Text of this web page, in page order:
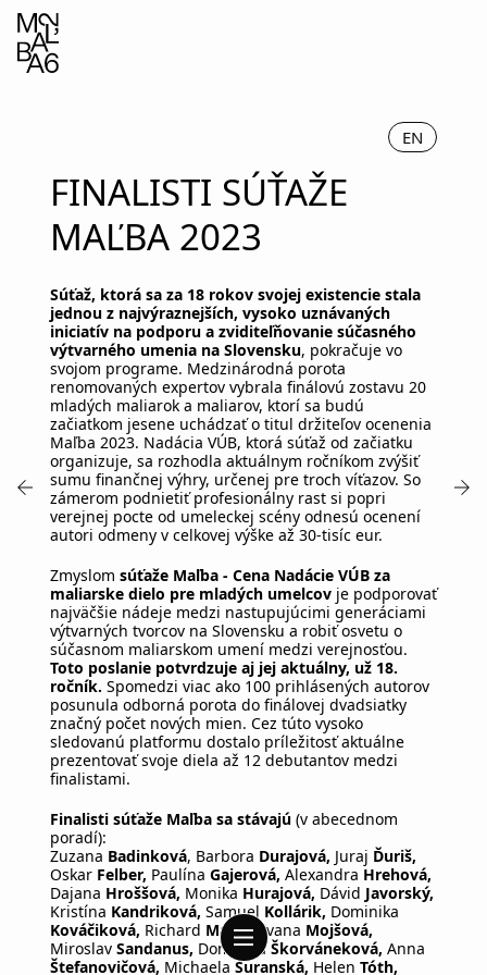
EN
FINALISTI SÚŤAŽE
MAĽBA 2023
Súťaž, ktorá sa za 18 rokov svojej existencie stala
jednou z najvýraznejších, vysoko uznávaných
iniciatív na podporu a zviditeľňovanie súčasného
výtvarného umenia na Slovensku, pokračuje vo
svojom programe. Medzinárodná porota
renomovaných expertov vybrala finálovú zostavu 20
mladých maliarok a maliarov, ktorí sa budú
začiatkom jesene uchádzať o titul držiteľov ocenenia
Maľba 2023. Nadácia VÚB, ktorá súťaž od začiatku
organizuje, sa rozhodla aktuálnym ročníkom zvýšiť
sumu finančnej výhry, určenej pre troch víťazov. So
zámerom podnietiť profesionálny rast si popri
verejnej pocte od umeleckej scény odnesú ocenení
autori odmeny v celkovej výške až 30-tisíc eur.
Zmyslom súťaže Maľba - Cena Nadácie VÚB za
maliarske dielo pre mladých umelcov je podporovať
najväčšie nádeje medzi nastupujúcimi generáciami
výtvarných tvorcov na Slovensku a robiť osvetu o
súčasnom maliarskom umení medzi verejnosťou.
Toto poslanie potvrdzuje aj jej aktuálny, už 18.
ročník. Spomedzi viac ako 100 prihlásených autorov
posunula odborná porota do finálovej dvadsiatky
značný počet nových mien. Cez túto vysoko
sledovanú platformu dostalo príležitosť aktuálne
prezentovať svoje diela až 12 debutantov medzi
finalistami.
Finalisti súťaže Maľba sa stávajú (v abecednom
poradí):
Zuzana Badinková, Barbora Durajová, Juraj Ďuriš,
Oskar Felber, Paulína Gajerová, Alexandra Hrehová,
Dajana Hroššová, Monika Hurajová, Dávid Javorský,
Kristína Kandriková, Samuel Kollárik, Dominika
Kováčiková, Richard Marco, Ivana Mojšová,
Miroslav Sandanus, DominikaŠkorváneková, Anna
Štefanovičová, MichaelaŠuranská, Helen Tóth,